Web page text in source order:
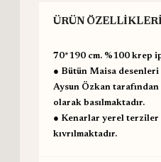
ÜRÜN
70*190 cm. %100 krep
● Bütün Maisa
Aysun Özkan
olarak basılmaktadır.
● Kenarlar yerel terziler
kıvrılmaktadır.